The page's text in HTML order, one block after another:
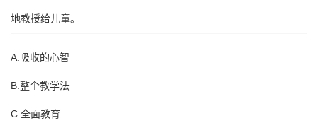
地教授给儿童。
A.吸收的心智
B.整个教学法
C.全面教育